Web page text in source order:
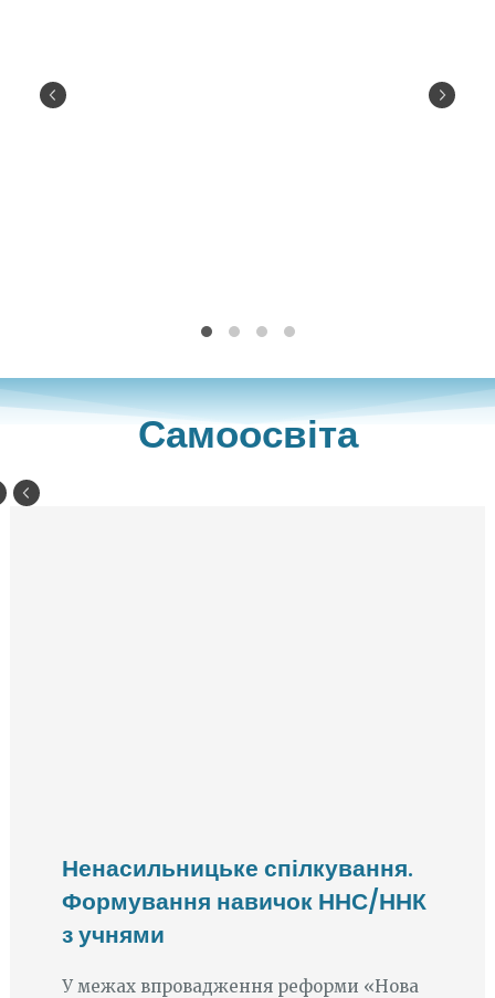
Самоосвіта
Ненасильницьке спілкування.
Формування навичок ННС/ННК
з учнями
У межах впровадження реформи «Нова